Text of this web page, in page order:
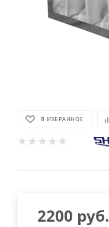
В ИЗБРАННОЕ
2200 руб.